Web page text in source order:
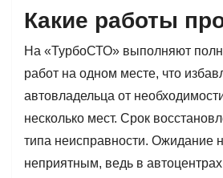
Какие работы
На «ТурбоСТО» выполняют
работ на одном месте, что
автовладельца от
несколько мест. Срок
типа неисправности. Ожидание
неприятным, ведь в